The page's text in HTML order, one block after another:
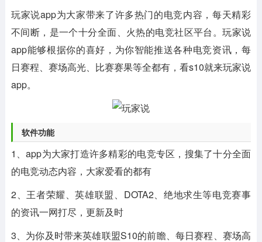
玩家说app为大家带来了许多热门的电竞内容，每天精彩
不间断，是一个十分全面、火热的电竞社区平台。玩家说
app能够根据你的喜好，为你智能推送各种电竞资讯，每
日赛程、赛场高光、比赛赛果等全都有，看s10就来玩家说
app。
软件功能
1、app为大家打造许多精彩的电竞专区，搜集了十分全面
的电竞动态内容，大家爱看的都有
2、王者荣耀、英雄联盟、DOTA2、绝地求生等电竞赛事
的资讯一网打尽，更新及时
3、为你及时带来英雄联盟S10的前瞻、每日赛程、赛场高